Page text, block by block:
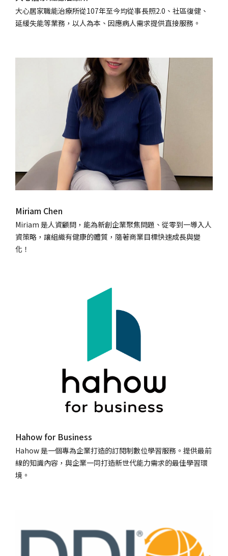
大心居家職能治療所從107年至今均從事長照2.0、社區復健、
延緩失能等業務，以人為本、因應病人需求提供直接服務。
Miriam Chen
Miriam 是人資顧問，能為新創企業聚焦問題、從零到一導入人
資策略，讓組織有健康的體質，隨著商業目標快速成長與變
化！
Hahow for Business
Hahow 是一個專為企業打造的訂閱制數位學習服務。提供最前
線的知識內容，與企業一同打造新世代能力需求的最佳學習環
境。